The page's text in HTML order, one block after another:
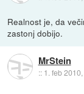
Realnost je, da
zastonj dobijo.
MrStein
:: 1. feb